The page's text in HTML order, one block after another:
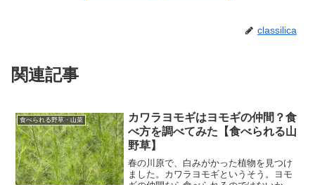
classilica
関連記事
食べられる野草・山菜
カワラヨモギはヨモギの仲間？食
べ方を調べてみた【食べられる山
野草】
春の川原で、白みがかった植物を見つけ
ました。カワラヨモギというそう。ヨモ